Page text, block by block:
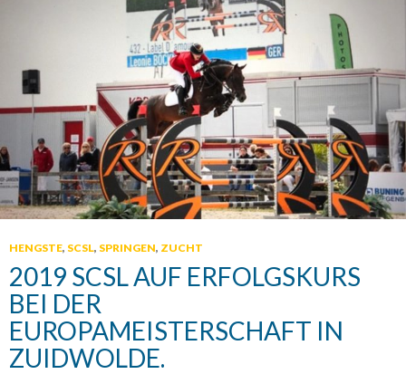
HENGSTE, SCSL, SPRINGEN, ZUCHT
2019 SCSL AUF ERFOLGSKURS
BEI DER
EUROPAMEISTERSCHAFT IN
ZUIDWOLDE.